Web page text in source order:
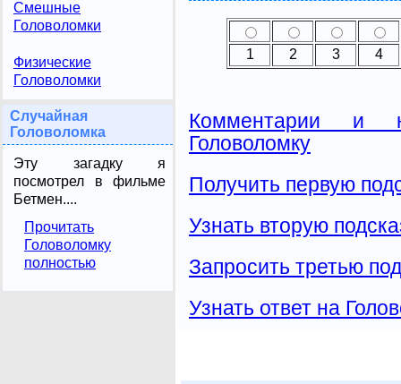
Смешные
Головоломки
Физические
Головоломки
Случайная
Головоломка
Эту загадку я
посмотрел в фильме
Бетмен....
Прочитать
Головоломку
полностью
1 2 3 4
Комментарии и
Головоломку
Получить первую
Узнать вторую
Запросить третью
Узнать ответ на